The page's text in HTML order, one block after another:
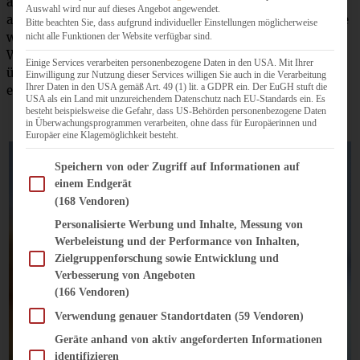
angefallen wurden… Ihr könnt Euch sicher vorstellen, wie
wunderbar frisch gebackene Zimtschnecken riechen!).
Wie Ihr jetzt ganz richtig vermutet, haben sie nicht lange
überlebt, daher habe ich hier zu Hause gleich nochmals
eine Ladung gebacken.
Auswahl wird nur auf dieses Angebot angewendet.
Bitte beachten Sie, dass aufgrund individueller Einstellungen möglicherweise
nicht alle Funktionen der Website verfügbar sind.
Einige Services verarbeiten personenbezogene Daten in den USA. Mit Ihrer
Einwilligung zur Nutzung dieser Services willigen Sie auch in die Verarbeitung
Ihrer Daten in den USA gemäß Art. 49 (1) lit. a GDPR ein. Der EuGH stuft die
USA als ein Land mit unzureichendem Datenschutz nach EU-Standards ein. Es
besteht beispielsweise die Gefahr, dass US-Behörden personenbezogene Daten
in Überwachungsprogrammen verarbeiten, ohne dass für Europäerinnen und
Europäer eine Klagemöglichkeit besteht.
Im Folgenden finden Sie eine Liste der Zwecke des IAB Transparency and Consent
Speichern von oder Zugriff auf Informationen auf
einem Endgerät
(168 Vendoren)
Personalisierte Werbung und Inhalte, Messung von
Werbeleistung und der Performance von Inhalten,
Zielgruppenforschung sowie Entwicklung und
Verbesserung von Angeboten
(166 Vendoren)
Verwendung genauer Standortdaten (59 Vendoren)
Geräte anhand von aktiv angeforderten Informationen
identifizieren